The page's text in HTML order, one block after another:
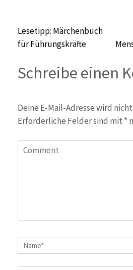
Beitragsnavigation
Lesetipp: Märchenbuch
für Führungskräfte
Schreibe einen
Deine E-Mail-Adresse wird
Erforderliche Felder sind mit *
Comment
Name*